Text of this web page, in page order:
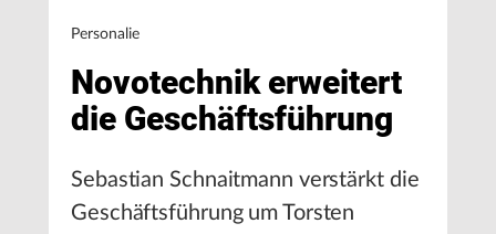
Personalie
Novotechnik erweitert
die Geschäftsführung
Sebastian Schnaitmann verstärkt die
Geschäftsführung um Torsten